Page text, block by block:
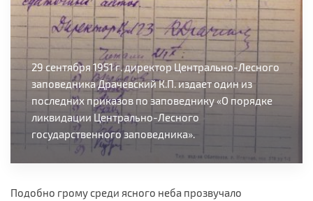
29 сентября 1951 г. директор Центрально-Лесного
заповедника Драчевский К.П. издает один из
последних приказов по заповеднику «О порядке
ликвидации Центрально-Лесного
государственного заповедника».
Подобно грому среди ясного неба прозвучало